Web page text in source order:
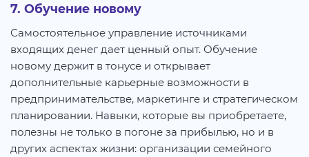
7. Обучение новому
Самостоятельное управление источниками
входящих денег дает ценный опыт. Обучение
новому держит в тонусе и открывает
дополнительные карьерные возможности в
предпринимательстве, маркетинге и стратегическом
планировании. Навыки, которые вы приобретаете,
полезны не только в погоне за прибылью, но и в
других аспектах жизни: организации семейного